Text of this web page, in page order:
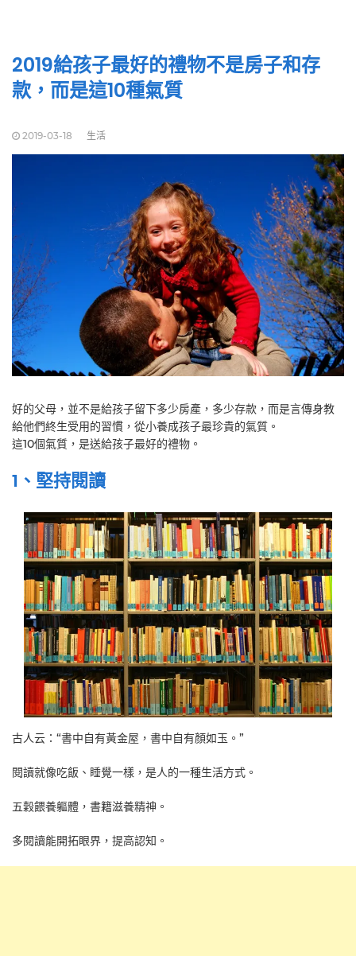
2019給孩子最好的禮物不是房子和存
款，而是這10種氣質
2019-03-18 生活
好的父母，並不是給孩子留下多少房產，多少存款，而是言傳身教
給他們終生受用的習慣，從小養成孩子最珍貴的氣質。
這10個氣質，是送給孩子最好的禮物。
1、堅持閱讀
古人云：“書中自有黃金屋，書中自有顏如玉。”
閱讀就像吃飯、睡覺一樣，是人的一種生活方式。
五穀餵養軀體，書籍滋養精神。
多閱讀能開拓眼界，提高認知。